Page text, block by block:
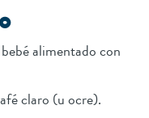
alimentado con
claro (u ocre).